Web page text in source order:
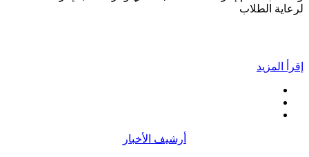
لرعاية الطلاب
إقرأ المزيد
أرشيف الأخبار